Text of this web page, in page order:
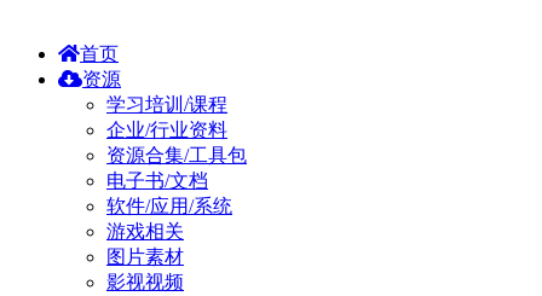
首页
资源
学习培训/课程
企业/行业资料
资源合集/工具包
电子书/文档
软件/应用/系统
游戏相关
图片素材
影视视频